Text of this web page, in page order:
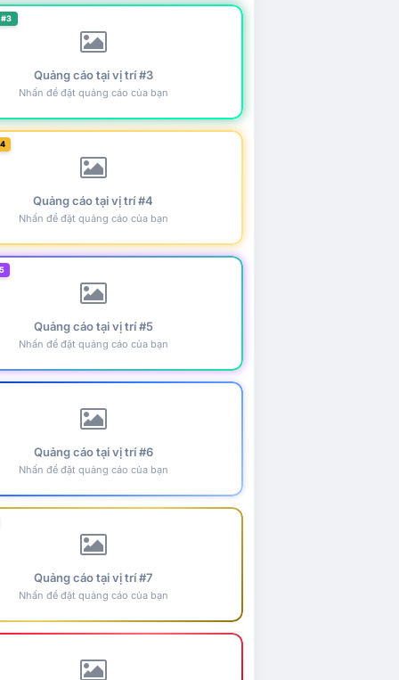
Quảng cáo tại vị trí #3
Nhấn để đặt quảng cáo của bạn
Quảng cáo tại vị trí #4
Nhấn để đặt quảng cáo của bạn
Quảng cáo tại vị trí #5
Nhấn để đặt quảng cáo của bạn
Quảng cáo tại vị trí #6
Nhấn để đặt quảng cáo của bạn
Quảng cáo tại vị trí #7
Nhấn để đặt quảng cáo của bạn